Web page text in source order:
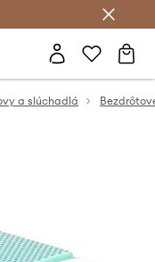
a slúchadlá